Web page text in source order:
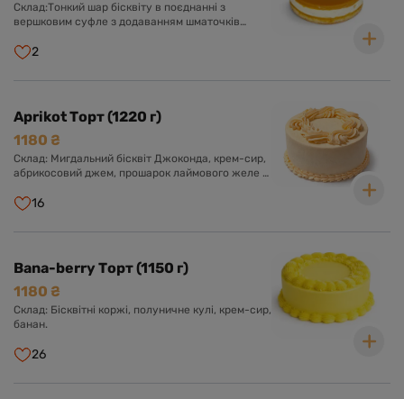
Склад:Тонкий шар бісквіту в поєднанні з
вершковим суфле з додаванням шматочків
2
Aprikot Торт (1220 г)
1180 ₴
Склад: Мигдальний бісквіт Джоконда, крем-сир,
абрикосовий джем, прошарок лаймового желе з
16
Bana-berry Торт (1150 г)
1180 ₴
Склад: Бісквітні коржі, полуничне кулі, крем-сир,
банан.
26